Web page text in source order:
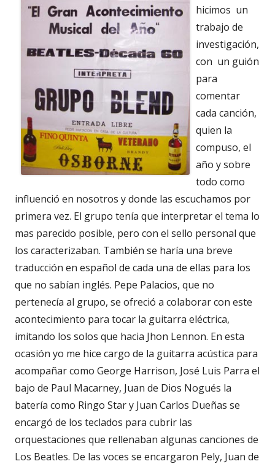
hicimos un
trabajo de
investigación,
con un guión
para
comentar
cada canción,
quien la
compuso, el
año y sobre
todo como
influenció en nosotros y donde las escuchamos por
primera vez. El grupo tenía que interpretar el tema lo
mas parecido posible, pero con el sello personal que
los caracterizaban. También se haría una breve
traducción en español de cada una de ellas para los
que no sabían inglés. Pepe Palacios, que no
pertenecía al grupo, se ofreció a colaborar con este
acontecimiento para tocar la guitarra eléctrica,
imitando los solos que hacia Jhon Lennon. En esta
ocasión yo me hice cargo de la guitarra acústica para
acompañar como George Harrison, José Luis Parra el
bajo de Paul Macarney, Juan de Dios Nogués la
batería como Ringo Star y Juan Carlos Dueñas se
encargó de los teclados para cubrir las
orquestaciones que rellenaban algunas canciones de
Los Beatles. De las voces se encargaron Pely, Juan de